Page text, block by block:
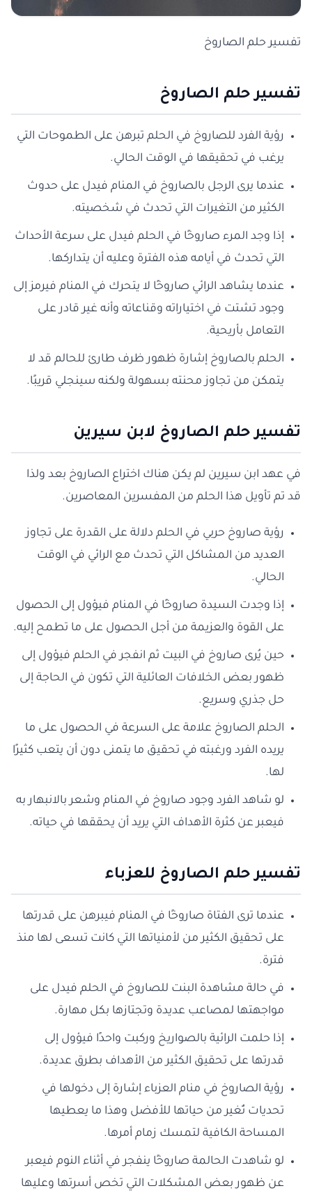
تفسير حلم الصاروخ
تفسير حلم الصاروخ
رؤية الفرد للصاروخ في الحلم تبرهن على الطموحات التي
يرغب في تحقيقها في الوقت الحالي.
عندما يرى الرجل بالصاروخ في المنام فيدل على حدوث
الكثير من التغيرات التي تحدث في شخصيته.
إذا وجد المرء صاروخًا في الحلم فيدل على سرعة الأحداث
التي تحدث في أيامه هذه الفترة وعليه أن يتداركها.
عندما يشاهد الرائي صاروخًا لا يتحرك في المنام فيرمز إلى
وجود تشتت في اختياراته وقناعاته وأنه غير قادر على
التعامل بأريحية.
الحلم بالصاروخ إشارة ظهور ظرف طارئ للحالم قد لا
يتمكن من تجاوز محنته بسهولة ولكنه سينجلي قريبًا.
تفسير حلم الصاروخ لابن سيرين
في عهد ابن سيرين لم يكن هناك اختراع الصاروخ بعد ولذا
قد تم تأويل هذا الحلم من المفسرين المعاصرين.
رؤية صاروخ حربي في الحلم دلالة على القدرة على تجاوز
العديد من المشاكل التي تحدث مع الرائي في الوقت
الحالي.
إذا وجدت السيدة صاروخًا في المنام فيؤول إلى الحصول
على القوة والعزيمة من أجل الحصول على ما تطمح إليه.
حين يُرى صاروخ في البيت ثم انفجر في الحلم فيؤول إلى
ظهور بعض الخلافات العائلية التي تكون في الحاجة إلى
حل جذري وسريع.
الحلم الصاروخ علامة على السرعة في الحصول على ما
يريده الفرد ورغبته في تحقيق ما يتمنى دون أن يتعب كثيرًا
لها.
لو شاهد الفرد وجود صاروخ في المنام وشعر بالانبهار به
فيعبر عن كثرة الأهداف التي يريد أن يحققها في حياته.
تفسير حلم الصاروخ للعزباء
عندما ترى الفتاة صاروخًا في المنام فيبرهن على قدرتها
على تحقيق الكثير من لأمنياتها التي كانت تسعى لها منذ
فترة.
في حالة مشاهدة البنت للصاروخ في الحلم فيدل على
مواجهتها لمصاعب عديدة وتجتازها بكل مهارة.
إذا حلمت الرائية بالصواريخ وركبت واحدًا فيؤول إلى
قدرتها على تحقيق الكثير من الأهداف بطرق عديدة.
رؤية الصاروخ في منام العزباء إشارة إلى دخولها في
تحديات تُغير من حياتها للأفضل وهذا ما يعطيها
المساحة الكافية لتمسك زمام أمرها.
لو شاهدت الحالمة صاروخًا ينفجر في أثناء النوم فيعبر
عن ظهور بعض المشكلات التي تخص أسرتها وعليها